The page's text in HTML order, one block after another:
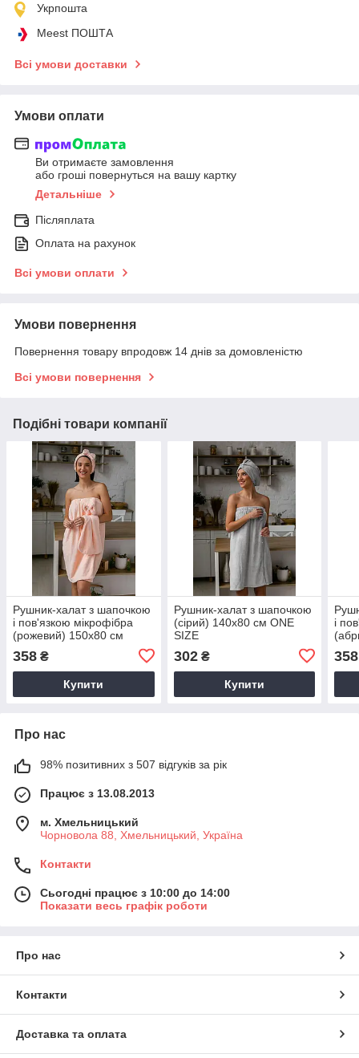
Укрпошта
Meest ПОШТА
Всі умови доставки
Умови оплати
Ви отримаєте замовлення
або гроші повернуться на вашу картку
Детальніше
Післяплата
Оплата на рахунок
Всі умови оплати
Умови повернення
Повернення товару впродовж 14 днів за домовленістю
Всі умови повернення
Подібні товари компанії
Рушник-халат з шапочкою
і пов'язкою мікрофібра
(рожевий) 150х80 см
358 ₴
Купити
Рушник-халат з шапочкою
(сірий) 140х80 см ONE
SIZE
302₴
Купити
і
358
Про нас
98% позитивних з 507 відгуків за рік
Працює з 13.08.2013
м. Хмельницький
Чорновола 88, Хмельницький, Україна
Контакти
Сьогодні працює з 10:00 до 14:00
Показати весь графік роботи
Про нас
Контакти
Доставка та оплата